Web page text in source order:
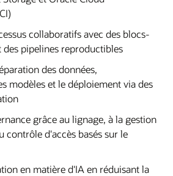
collaboratifs avec des blocs-
des pipelines reproductibles
des données,
modèles et le déploiement via des
grâce au lignage, à la gestion
contrôle d'accès basés sur le
en matière d'IA en réduisant la